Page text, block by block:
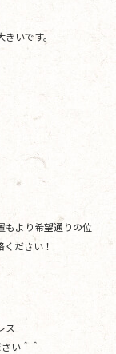
いです。
もより希望通りの位
ださい！
ス
い＾＾